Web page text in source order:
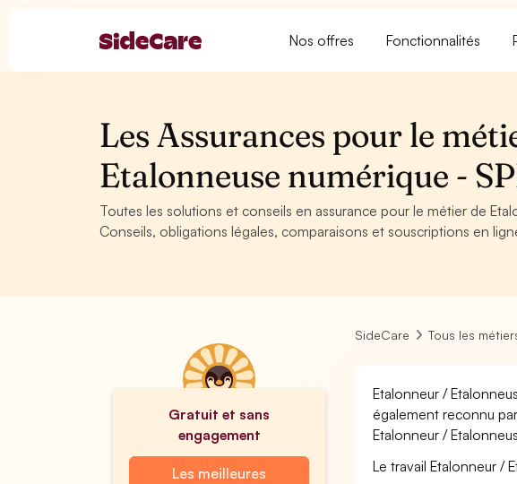
Nos offres Fonctionnalités
Les Assurances pour le
Etalonneuse numérique -
Toutes les solutions et conseils en assurance pour le métier de
Conseils, obligations légales, comparaisons et souscriptions en
Gratuit et sans
engagement
Les meilleures
SideCare Tous les
Etalonneur /
également reconnu
Etalonneur /
Le travail Etalonneur /